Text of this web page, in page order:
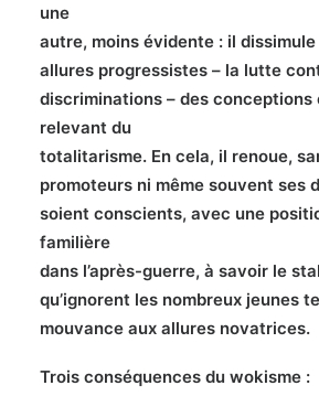
une
autre, moins évidente : il
allures progressistes – la lutte
discriminations – des conceptions
relevant du
totalitarisme. En cela, il renoue,
promoteurs ni même souvent ses
soient conscients, avec une
familière
dans l’après-guerre, à savoir le
qu’ignorent les nombreux jeunes
mouvance aux allures novatrices.
Trois conséquences du wokisme :